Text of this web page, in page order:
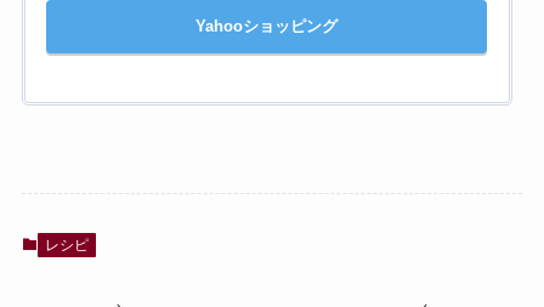
Yahooショッピング
レシピ